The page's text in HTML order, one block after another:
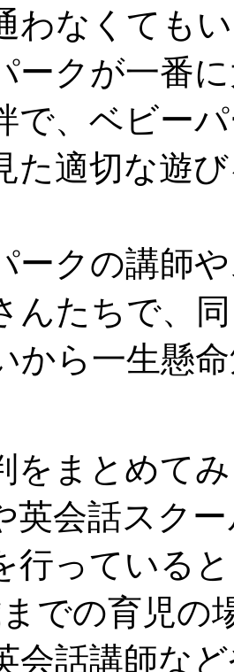
わなくても
ークが一番
で、ベビー
た適切な遊
ークの講師
んたちで、
から一生懸
をまとめて
英会話スク
行っている
での育児の
会話講師な